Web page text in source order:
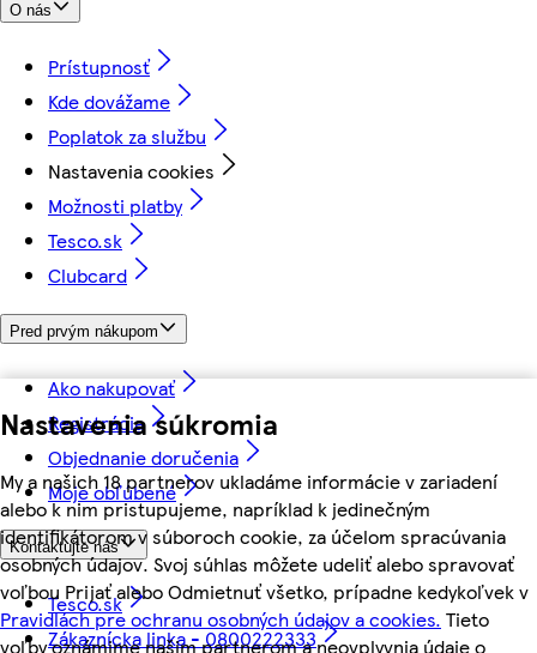
Nastavenia súkromia
My a našich 18 partnerov ukladáme informácie v zariadení
alebo k nim pristupujeme, napríklad k jedinečným
identifikátorom v súboroch cookie, za účelom spracúvania
osobných údajov. Svoj súhlas môžete udeliť alebo spravovať
voľbou Prijať alebo Odmietnuť všetko, prípadne kedykoľvek v
Pravidlách pre ochranu osobných údajov a cookies. Tieto
voľby oznámime našim partnerom a neovplyvnia údaje o
O nás
Prístupnosť
Kde dovážame
Poplatok za službu
Nastavenia cookies
Možnosti platby
Tesco.sk
Clubcard
Pred prvým nákupom
Ako nakupovať
Registrácia
Objednanie doručenia
Moje obľúbené
Kontaktujte nás
Tesco.sk
Zákaznícka linka - 0800222333